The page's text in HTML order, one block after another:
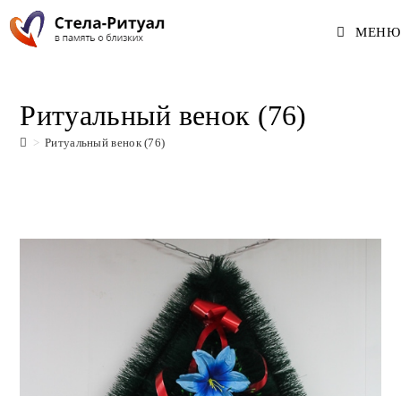
Перейти
МЕНЮ
Ритуальный венок (76)
> Ритуальный венок (76)